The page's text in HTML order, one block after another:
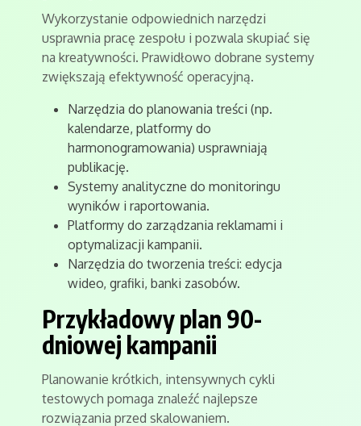
Wykorzystanie odpowiednich narzędzi
usprawnia pracę zespołu i pozwala skupiać się
na kreatywności. Prawidłowo dobrane systemy
zwiększają efektywność operacyjną.
Narzędzia do planowania treści (np.
kalendarze, platformy do
harmonogramowania) usprawniają
publikację.
Systemy analityczne do monitoringu
wyników i raportowania.
Platformy do zarządzania reklamami i
optymalizacji kampanii.
Narzędzia do tworzenia treści: edycja
wideo, grafiki, banki zasobów.
Przykładowy plan 90-
dniowej kampanii
Planowanie krótkich, intensywnych cykli
testowych pomaga znaleźć najlepsze
rozwiązania przed skalowaniem.